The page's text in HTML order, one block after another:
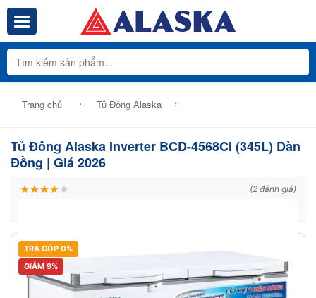
Toggle navigation Tổng Kho
Trang chủ › Tủ Đông Alaska ›
TRẢ GÓP 0%
GIẢM 9%
Tủ Đông Alaska Inverter BCD-4568CI (345L) Dàn
Đồng | Giá 2026
(2 đánh giá)